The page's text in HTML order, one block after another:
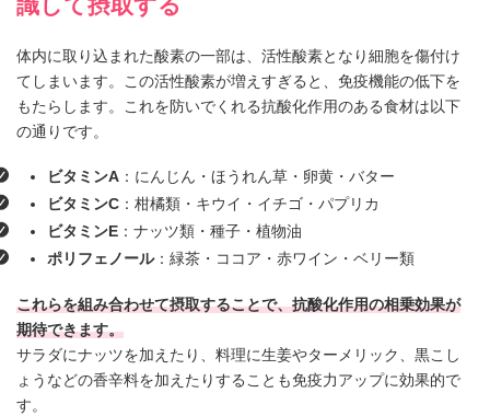
体内に取り込まれた酸素の一部は、活性酸素となり細胞を傷付け
てしまいます。この活性酸素が増えすぎると、免疫機能の低下を
もたらします。これを防いでくれる抗酸化作用のある食材は以下
の通りです。
ビタミンA ：にんじん・ほうれん草・卵黄・バター
ビタミンC ：柑橘類・キウイ・イチゴ・パプリカ
ビタミンE ：ナッツ類・種子・植物油
ポリフェノール：緑茶・ココア・赤ワイン・ベリー類
これらを組み合わせて摂取することで、抗酸化作用の相乗効果が
期待できます。
サラダにナッツを加えたり、料理に生姜やターメリック、黒こし
ょうなどの香辛料を加えたりすることも免疫力アップに効果的で
す。